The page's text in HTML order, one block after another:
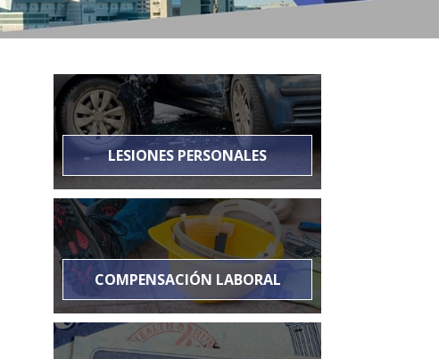
LESIONES PERSONALES
COMPENSACIÓN LABORAL